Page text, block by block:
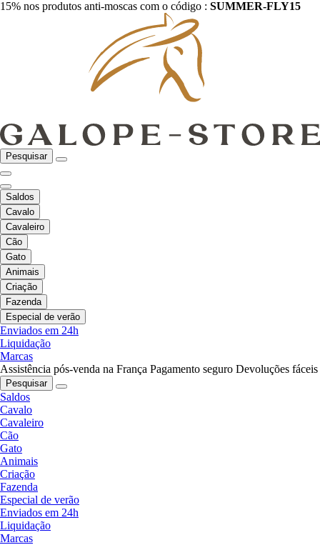
15% nos produtos anti-moscas com o código : SUMMER-FLY15
Pesquisar
Saldos
Cavalo
Cavaleiro
Cão
Gato
Animais
Criação
Fazenda
Especial de verão
Enviados em 24h
Liquidação
Marcas
Assistência pós-venda na França Pagamento seguro Devoluções fáceis
Pesquisar
Saldos
Cavalo
Cavaleiro
Cão
Gato
Animais
Criação
Fazenda
Especial de verão
Enviados em 24h
Liquidação
Marcas